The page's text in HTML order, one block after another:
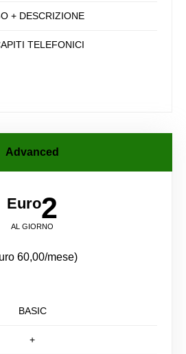
+ DESCRIZIONE
TELEFONICI
Advanced
Euro2
AL GIORNO
60,00/mese)
BASIC
+